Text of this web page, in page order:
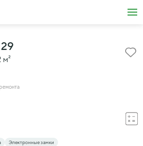
м²
Электронные замки